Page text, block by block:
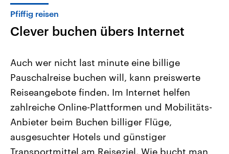
Themen
Landtagswahl Sachsen-Anhalt
2026
Alle Informationen
Sachsen-Anhalt wählt am 6.
September 2026 einen neuen
Landtag. Seit 2021 wird das
Bundesland von einer Koalition aus
Aktuelle Beiträge,
Hintergründe
Wirtschaftlich und
gehören die Vereinigten
den mächtigsten Ländern
mit großem Einfluss auf
Pfiffig reisen
Clever buchen übers Internet
Auch wer nicht last minute eine billige
Pauschalreise buchen will, kann preiswerte
Reiseangebote finden. Im Internet helfen
zahlreiche Online-Plattformen und Mobilitäts-
Anbieter beim Buchen billiger Flüge,
ausgesuchter Hotels und günstiger
Transportmittel am Reiseziel. Wie bucht man